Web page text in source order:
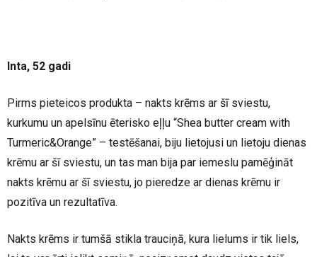
Inta, 52 gadi
Pirms pieteicos produkta – nakts krēms ar šī sviestu,
kurkumu un apelsīnu ēterisko eļļu “Shea butter cream with
Turmeric&Orange” – testēšanai, biju lietojusi un lietoju dienas
krēmu ar šī sviestu, un tas man bija par iemeslu pamēģināt
nakts krēmu ar šī sviestu, jo pieredze ar dienas krēmu ir
pozitīva un rezultatīva.
Nakts krēms ir tumšā stikla trauciņā, kura lielums ir tik liels,